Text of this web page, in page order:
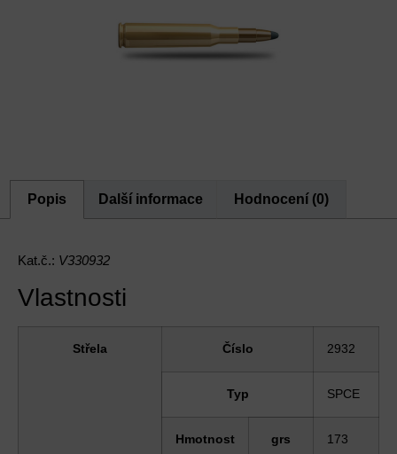
Popis Další informace Hodnocení (0)
Kat.č.: V330932
Vlastnosti
Střela Číslo 2932
Typ SPCE
Hmotnost grs 173